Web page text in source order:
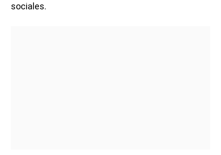
sociales.